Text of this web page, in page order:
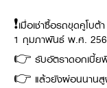
❗เมื่อเช่าซื้อรถขุดคูโ
1 กุมภาพันธ์ พ.ศ.
👉 รับอัตราดอกเบี้ย
👉 แล้วยังผ่อนนานสู